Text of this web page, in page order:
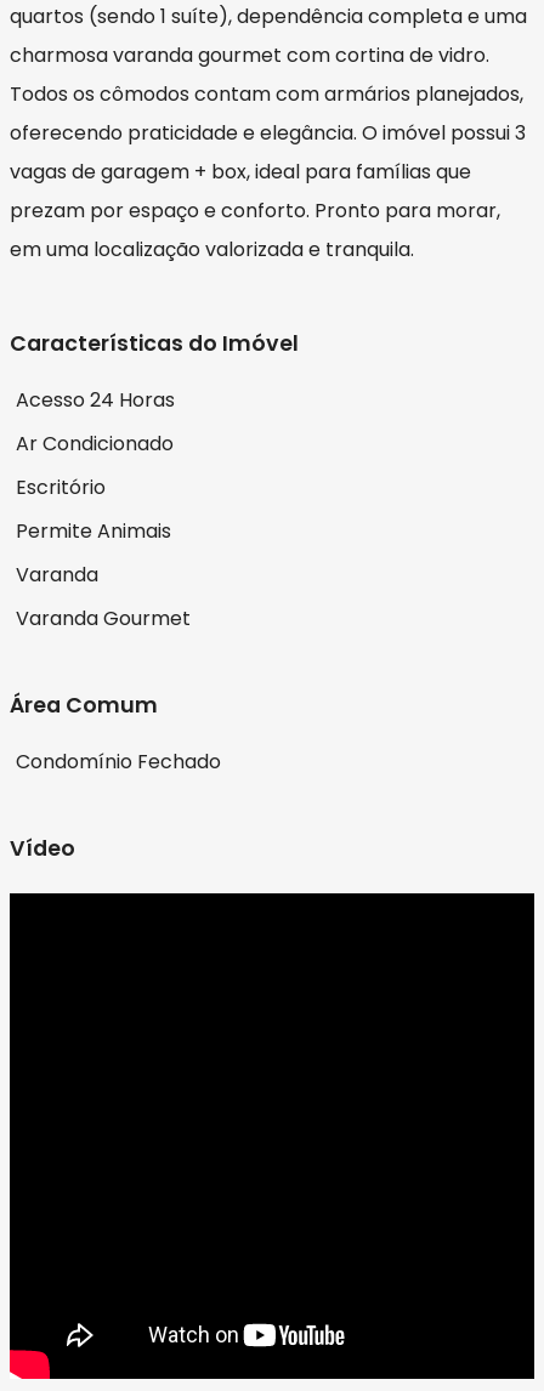
quartos (sendo 1 suíte), dependência completa e uma
charmosa varanda gourmet com cortina de vidro.
Todos os cômodos contam com armários planejados,
oferecendo praticidade e elegância. O imóvel possui 3
vagas de garagem + box, ideal para famílias que
prezam por espaço e conforto. Pronto para morar,
em uma localização valorizada e tranquila.
Características do Imóvel
Acesso 24 Horas
Ar Condicionado
Escritório
Permite Animais
Varanda
Varanda Gourmet
Área Comum
Condomínio Fechado
Vídeo